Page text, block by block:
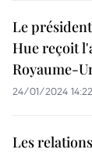
Le
Hue reçoit
Royaume-
24/01/2024 14:22
Les